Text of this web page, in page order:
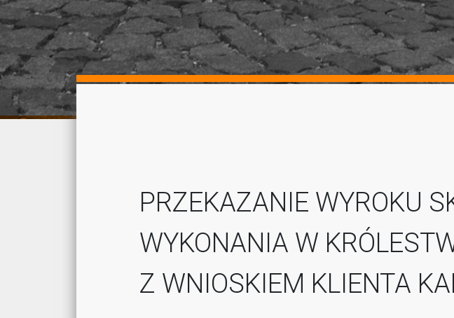
PRZEKAZANIE WYROKU
WYKONANIA W
Z WNIOSKIEM KLIENTA